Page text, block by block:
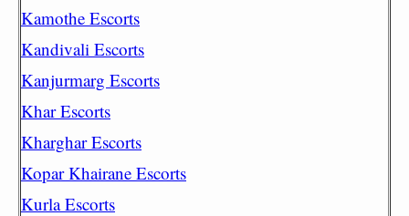
Kamothe Escorts
Kandivali Escorts
Kanjurmarg Escorts
Khar Escorts
Kharghar Escorts
Kopar Khairane Escorts
Kurla Escorts